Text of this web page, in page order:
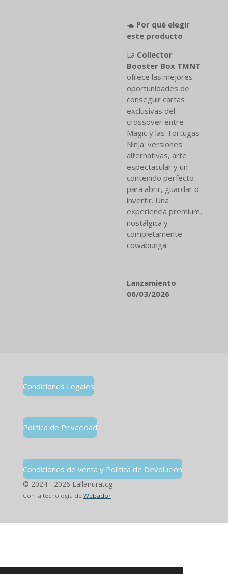
🐢 Por qué elegir
este producto
La Collector
Booster Box TMNT
ofrece las mejores
oportunidades de
conseguir cartas
exclusivas del
crossover entre
Magic y las Tortugas
Ninja: versiones
alternativas, arte
espectacular y un
contenido perfecto
para abrir, guardar o
invertir. Una
experiencia premium,
nostálgica y
completamente
cowabunga.
Lanzamiento
06/03/2026
Condiciones Legales
Política de Privacidad
Condiciones de venta y Política de Devolución
© 2024 - 2026 Lallanuratcg
Con la tecnología de Webador